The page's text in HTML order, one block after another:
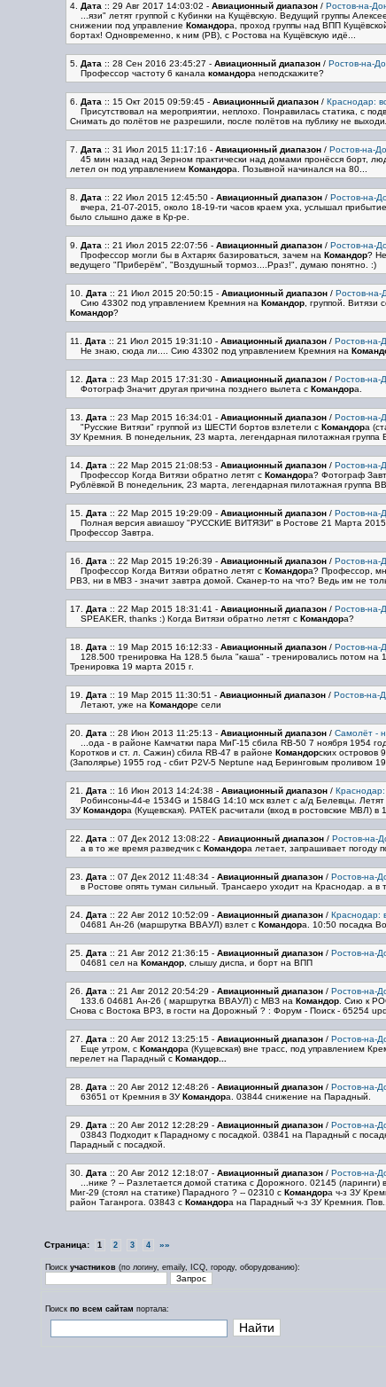
4. Дата :: 29 Авг 2017 14:03:02 - Авиационный диапазон/ Ростов-на-
...язи" летят группой с Кубинки на Кущёвскую. Ведущий группы
снижении под управление Командора, проход группы над ВПП
бортах! Одновременно, к ним (РВ), с Ростова на Кущёвскую идё...
5. Дата :: 28 Сен 2016 23:45:27 - Авиационный диапазон/ Ростов-на-
Профессор частоту 6 канала командора неподскажите?
6. Дата :: 15 Окт 2015 09:59:45- Авиационный диапазон/ Краснодар:
Присутствовал на мероприятии, неплохо. Понравилась статика, с
Снимать до полётов не разрешили, после полётов на публику не
7. Дата :: 31 Июл 2015 11:17:16 - Авиационный диапазон/ Ростов-на-
45 мин назад над Зерном практически над домами пронёсся борт,
летел он под управлением Командора. Позывной начинался на 80...
8. Дата :: 22 Июл 2015 12:45:50- Авиационный диапазон/ Ростов-на-
вчера, 21-07-2015, около 18-19-ти часов краем уха, услышал
было слышно даже в Кр-ре.
9. Дата :: 21 Июл 2015 22:07:56 - Авиационный диапазон/ Ростов-на-
Профессор могли бы в Ахтарях базироваться, зачем на Командор?
ведущего "Приберём", "Воздушный тормоз....Рраз!", думаю понятно. :)
10. Дата :: 21 Июл 2015 20:50:15- Авиационный диапазон/ Ростов-на-
Сию 43302 под управлением Кремния на Командор, группой. Витязи
Командор?
11. Дата :: 21 Июл 2015 19:31:10- Авиационный диапазон/ Ростов-на-
Не знаю, сюда ли.... Сию 43302 под управлением Кремния на
12. Дата :: 23 Мар 2015 17:31:30- Авиационный диапазон/ Ростов-на-
Фотограф Значит другая причина позднего вылета с Командора.
13. Дата :: 23 Мар 2015 16:34:01 - Авиационный диапазон/ Ростов-на-
"Русские Витязи" группой из ШЕСТИ бортов взлетели с Командора
ЗУ Кремния. В понедельник, 23 марта, легендарная пилотажная группа
14. Дата :: 22 Мар 2015 21:08:53 - Авиационный диапазон/ Ростов-на-
Профессор Когда Витязи обратно летят с Командора? Фотограф
Рублёвкой В понедельник, 23 марта, легендарная пилотажная группа
15. Дата :: 22 Мар 2015 19:29:09 - Авиационный диапазон/ Ростов-на-
Полная версия авиашоу "РУССКИЕ ВИТЯЗИ" в Ростове 21 Марта
Профессор Завтра.
16. Дата :: 22 Мар 2015 19:26:39 - Авиационный диапазон/ Ростов-на-
Профессор Когда Витязи обратно летят с Командора? Профессор,
РВЗ, ни в МВЗ - значит завтра домой. Сканер-то на что? Ведь им не
17. Дата :: 22 Мар 2015 18:31:41 - Авиационный диапазон/ Ростов-на-
SPEAKER, thanks :) Когда Витязи обратно летят с Командора?
18. Дата :: 19 Мар 2015 16:12:33 - Авиационный диапазон/ Ростов-на-
128.500 тренировка На 128.5 была "каша" - тренировались потом на
Тренировка 19 марта 2015 г.
19. Дата :: 19 Мар 2015 11:30:51 - Авиационный диапазон/ Ростов-на-
Летают, уже на Командоре сели
20. Дата :: 28 Июн 2013 11:25:13 - Авиационный диапазон/ Самолёт -
...ода - в районе Камчатки пара МиГ-15 сбила RB-50 7 ноября 1954
Коротков и ст. л. Сажин) сбила RB-47 в районе Командорских островов
(Заполярье) 1955 год - сбит P2V-5 Neptune над Беринговым проливом
21. Дата :: 16 Июн 2013 14:24:38 - Авиационный диапазон/
Робинсоны-44-е 1534G и 1584G 14:10 мск взлет с а/д Белевцы.
ЗУКомандора (Кущевская). РАТЕК расчитали (вход в ростовские МВЛ) в
22. Дата :: 07 Дек 2012 13:08:22 - Авиационный диапазон/ Ростов-на-
а в то же время разведчик с Командора летает, запрашивает погоду
23. Дата :: 07 Дек 2012 11:48:34- Авиационный диапазон/ Ростов-на-
в Ростове опять туман сильный. Трансаеро уходит на Краснодар. а в
24. Дата :: 22 Авг 2012 10:52:09 - Авиационный диапазон/ Краснодар:
04681 Ан-26 (маршрутка ВВАУЛ) взлет с Командора. 10:50 посадка
25. Дата :: 21 Авг 2012 21:36:15- Авиационный диапазон/ Ростов-на-
04681 сел на Командор, слышу диспа, и борт на ВПП
26. Дата :: 21 Авг 2012 20:54:29 - Авиационный диапазон/ Ростов-на-
133.6 04681 Ан-26 ( маршрутка ВВАУЛ) с МВЗ на Командор. Сию к
Снова с Востока ВРЗ, в гости на Дорожный ? : Форум - Поиск - 65254 upd
27. Дата :: 20 Авг 2012 13:25:15- Авиационный диапазон/ Ростов-на-
Еще утром, с Командора (Кущевская) вне трасс, под управлением
перелет на Парадный с Командор...
28. Дата :: 20 Авг 2012 12:48:26 - Авиационный диапазон/ Ростов-на-
63651 от Кремния в ЗУКомандора. 03844 снижение на Парадный.
29. Дата :: 20 Авг 2012 12:28:29 - Авиационный диапазон/ Ростов-на-
03843 Подходит к Парадному с посадкой. 03841 на Парадный с
Парадный с посадкой.
30. Дата :: 20 Авг 2012 12:18:07 - Авиационный диапазон/ Ростов-на-
...нике ? -- Разлетается домой статика с Дорожного. 02145
Миг-29 (стоял на статике) Парадного ? -- 02310 с Командора ч-з ЗУ
район Таганрога. 03843 с Командора на Парадный ч-з ЗУ Кремния. Пов...
Страница: 1 2 3 4 »»
Поиск участников(по логину, emailу, ICQ, городу, оборудованию):
Поиск по всем сайтам портала: